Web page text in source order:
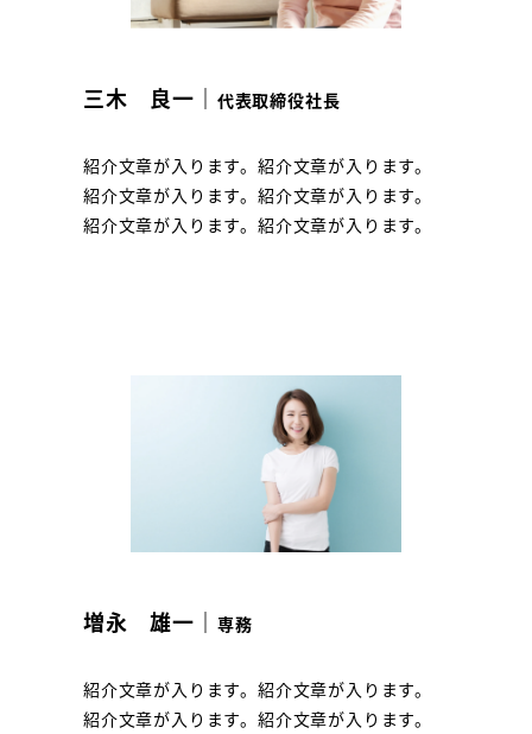
三木 良一｜ 代表取締役社長
紹介文章が入ります。紹介文章が入ります。
紹介文章が入ります。紹介文章が入ります。
紹介文章が入ります。紹介文章が入ります。
増永 雄一｜ 専務
紹介文章が入ります。紹介文章が入ります。
紹介文章が入ります。紹介文章が入ります。